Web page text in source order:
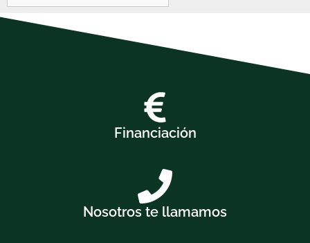
Financiación
Nosotros te llamamos